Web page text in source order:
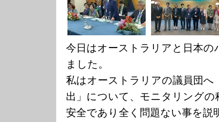
今日はオーストラリアと日本
ました。
私はオーストラリアの議員団へ
出」について、モニタリング
安全であり全く問題ない事を説